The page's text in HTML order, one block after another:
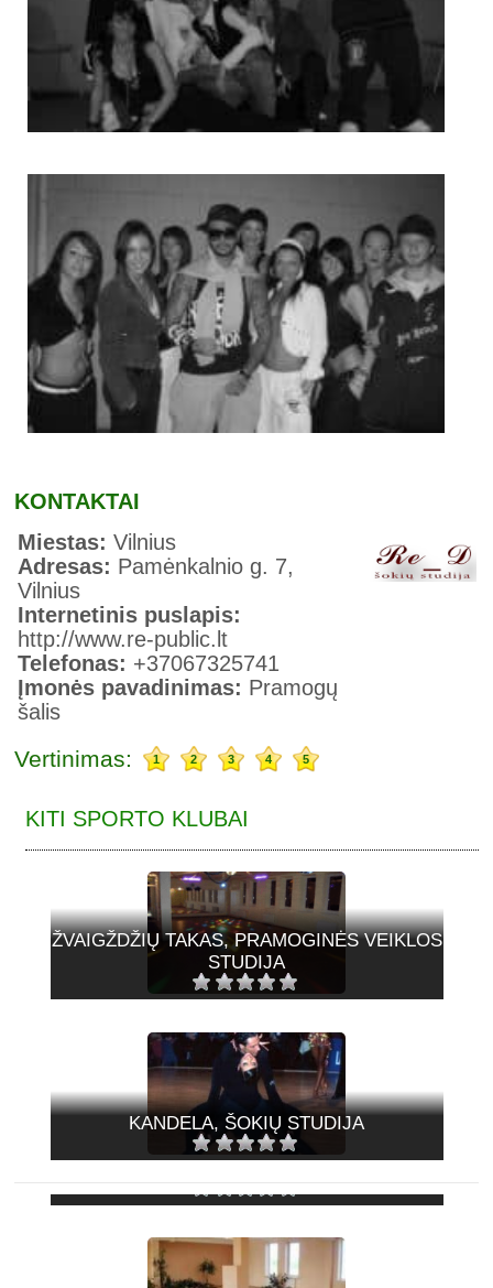
KONTAKTAI
Miestas:Vilnius
Adresas: Pamėnkalnio g. 7,
Vilnius
Internetinis puslapis:
http://www.re-public.lt
Telefonas: +37067325741
Įmonės pavadinimas: Pramogų
šalis
Vertinimas: 1 2 3 4 5
KITI SPORTO KLUBAI
ŽVAIGŽDŽIŲ TAKAS, PRAMOGINĖS VEIKLOS
STUDIJA
KANDELA, ŠOKIŲ STUDIJA
CITY DANCE, ŠOKIŲ IR SVEIKATINGUMO